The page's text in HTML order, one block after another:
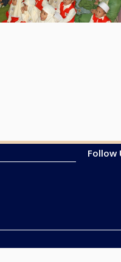
Follow